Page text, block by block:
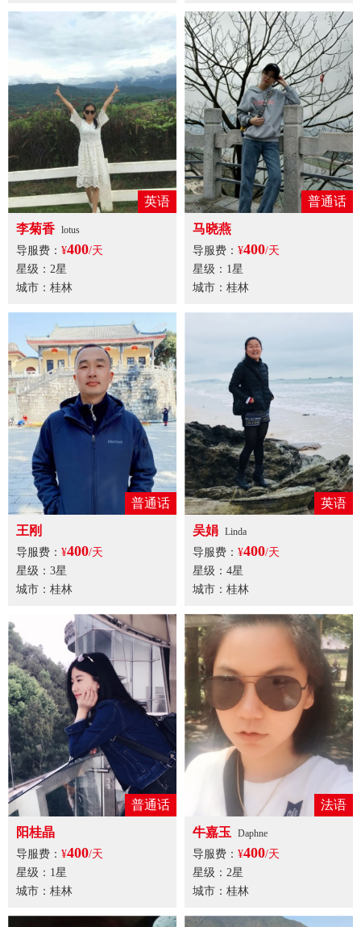
英语
李菊香 lotus
导服费： ¥400/天
星级：2星
城市：桂林
普通话
马晓燕
导服费： ¥400/天
星级：1星
城市：桂林
普通话
王刚
导服费： ¥400/天
星级：3星
城市：桂林
英语
吴娟 Linda
导服费： ¥400/天
星级：4星
城市：桂林
普通话
阳桂晶
导服费： ¥400/天
星级：1星
城市：桂林
法语
牛嘉玉
Daphne
导服费： ¥400/天
星级：2星
城市：桂林